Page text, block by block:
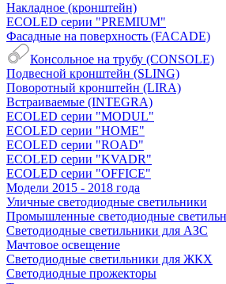
Накладное (кронштейн)
ECOLED серии "PREMIUM"
Фасадные на поверхность (FACADE)
Консольное на трубу (СONSOLЕ)
Подвесной кронштейн (SLING)
Поворотный кронштейн (LIRA)
Встраиваемые (INTEGRA)
ECOLED серии "MODUL"
ECOLED серии "HOME"
ECOLED серии "ROAD"
ECOLED серии "KVADR"
ECOLED серии "OFFICE"
Модели 2015 - 2018 года
Уличные светодиодные светильники
Промышленные светодиодные
Светодиодные светильники для АЗС
Мачтовое освещение
Светодиодные светильники для ЖКХ
Светодиодные прожекторы